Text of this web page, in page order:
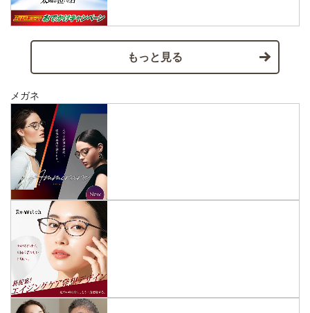
もっと見る
メガネ